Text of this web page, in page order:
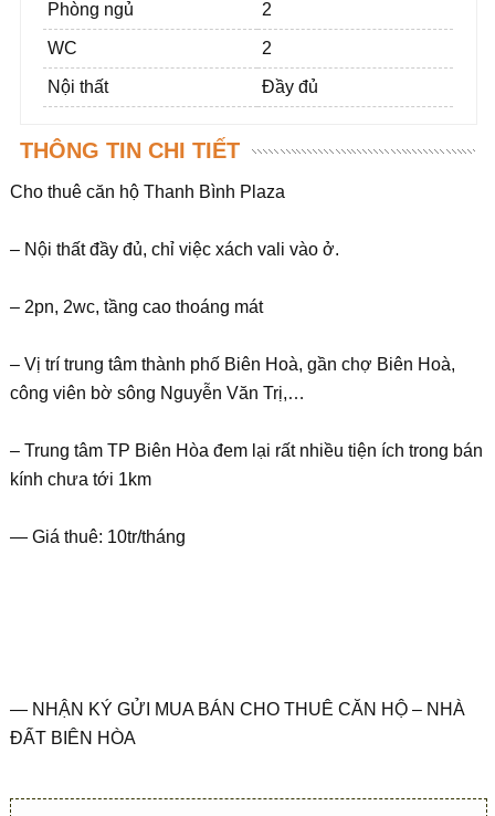
Phòng ngủ 2
WC 2
Nội thất Đầy đủ
THÔNG TIN CHI TIẾT
Cho thuê căn hộ Thanh Bình Plaza
– Nội thất đầy đủ, chỉ việc xách vali vào ở.
– 2pn, 2wc, tầng cao thoáng mát
– Vị trí trung tâm thành phố Biên Hoà, gần chợ Biên Hoà,
công viên bờ sông Nguyễn Văn Trị,…
– Trung tâm TP Biên Hòa đem lại rất nhiều tiện ích trong bán
kính chưa tới 1km
— Giá thuê: 10tr/tháng
— NHẬN KÝ GỬI MUA BÁN CHO THUÊ CĂN HỘ – NHÀ
ĐẤT BIÊN HÒA